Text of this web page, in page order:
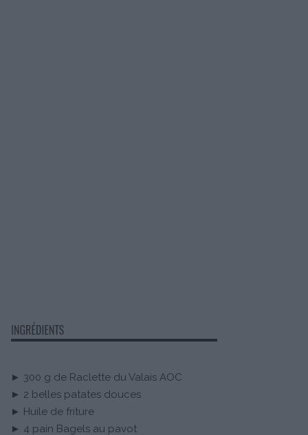
► 300 g de Raclette du Valais AOC
► 2 belles patates douces
► Huile de friture
► 4 pain Bagels au pavot